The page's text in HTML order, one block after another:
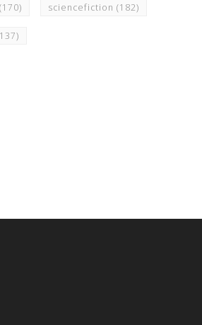
(170) sciencefiction (182)